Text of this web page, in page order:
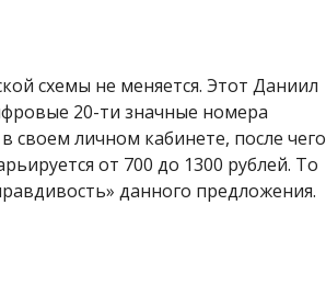
схемы не меняется. Этот Даниил
20-ти значные номера
своем личном кабинете, после чего
от 700 до 1300 рублей. То
данного предложения.